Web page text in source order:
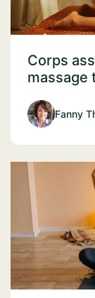
Corps
massage
Fanny